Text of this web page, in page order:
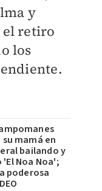
y
el retiro
los
mamá en
bailando y
Noa Noa';
poderosa